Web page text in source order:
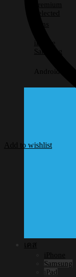
Premium
Selected
Lens
iPhone
Samsung
Android อื่นๆ
เคส
iPhone
Samsung
iPad
Add to wishlist